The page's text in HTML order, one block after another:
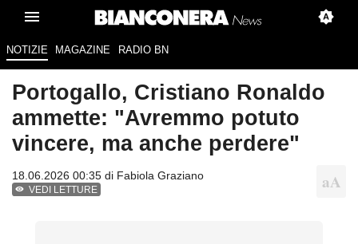
NOTIZIE MAGAZINE RADIO BN
Portogallo, Cristiano Ronaldo
ammette: "Avremmo potuto
vincere, ma anche perdere"
18.06.2026 00:35 di Fabiola Graziano
VEDI LETTURE